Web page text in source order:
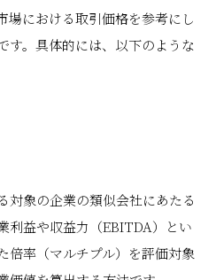
場における取引価格を参考にし
す。具体的には、以下のような
対象の企業の類似会社にあたる
利益や収益力（EBITDA）とい
倍率（マルチプル）を評価対象